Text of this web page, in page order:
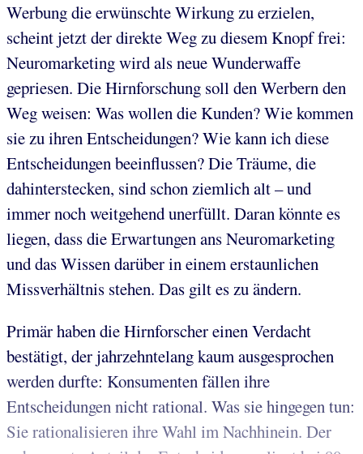
Werbung die erwünschte Wirkung zu erzielen,
scheint jetzt der direkte Weg zu diesem Knopf frei:
Neuromarketing wird als neue Wunderwaffe
gepriesen. Die Hirnforschung soll den Werbern den
Weg weisen: Was wollen die Kunden? Wie kommen
sie zu ihren Entscheidungen? Wie kann ich diese
Entscheidungen beeinflussen? Die Träume, die
dahinterstecken, sind schon ziemlich alt – und
immer noch weitgehend unerfüllt. Daran könnte es
liegen, dass die Erwartungen ans Neuromarketing
und das Wissen darüber in einem erstaunlichen
Missverhältnis stehen. Das gilt es zu ändern.
Primär haben die Hirnforscher einen Verdacht
bestätigt, der jahrzehntelang kaum ausgesprochen
werden durfte: Konsumenten fällen ihre
Entscheidungen nicht rational. Was sie hingegen tun:
Sie rationalisieren ihre Wahl im Nachhinein. Der